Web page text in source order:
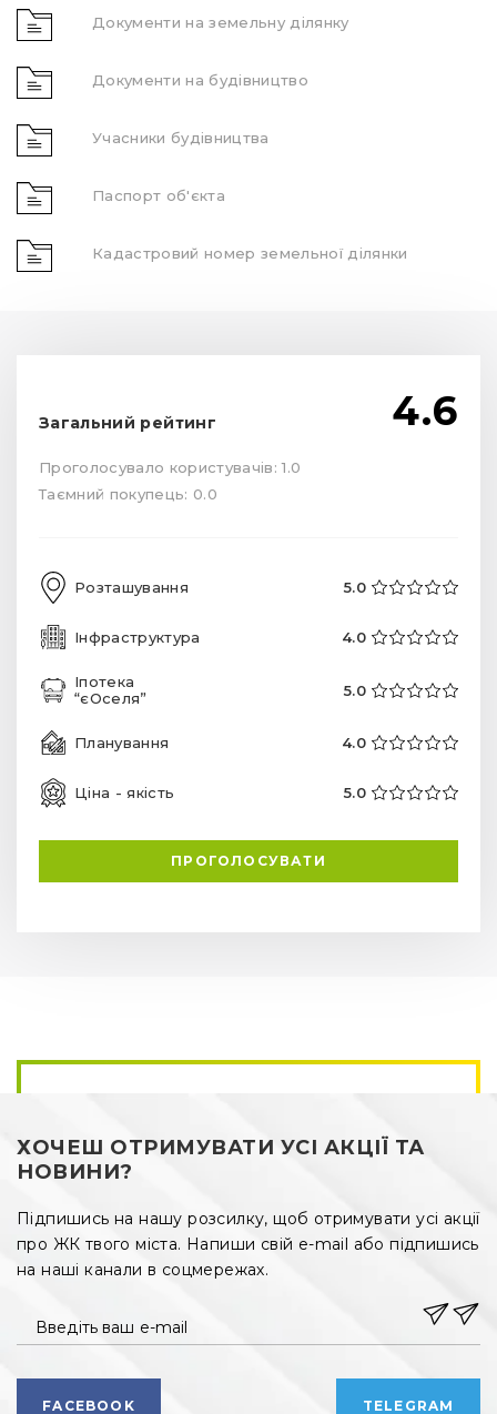
Документи на земельну ділянку
Документи на будівництво
Учасники будівництва
Паспорт об'єкта
Кадастровий номер земельної ділянки
Загальний рейтинг 4.6
Проголосувало користувачів: 1.0
Таємний покупець: 0.0
Розташування 5.0
Інфраструктура 4.0
Іпотека
“єОселя”
5.0
Планування 4.0
Ціна - якість 5.0
ПРОГОЛОСУВАТИ
ХОЧЕШ ОТРИМУВАТИ УСІ АКЦІЇ ТА
НОВИНИ?
Підпишись на нашу розсилку, щоб отримувати усі акції
про ЖК твого міста. Напиши свій e-mail або підпишись
на наші канали в соцмережах.
Введіть ваш e-mail
FACEBOOK TELEGRAM